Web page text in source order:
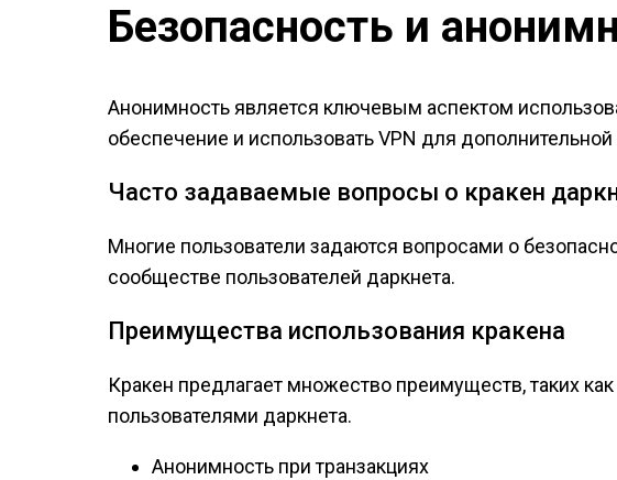
Безопасность и
Анонимность является ключевым аспектом
обеспечение и использовать VPN для дополнительной
Часто задаваемые вопросы о кракен
Многие пользователи задаются вопросами о
сообществе пользователей даркнета.
Преимущества использования кракена
Кракен предлагает множество преимуществ, таких
пользователями даркнета.
Анонимность при транзакциях